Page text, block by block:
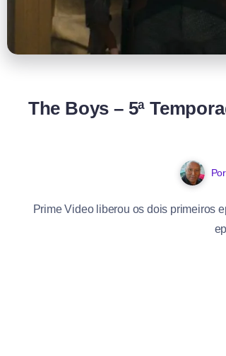
The Boys – 5ª
Por
Prime Video liberou os dois primeiros